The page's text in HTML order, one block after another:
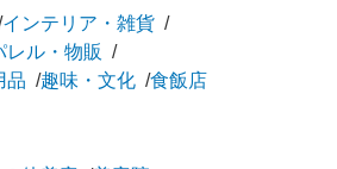
インテリア・雑貨
レル・物販
品
趣味・文化 食飯店